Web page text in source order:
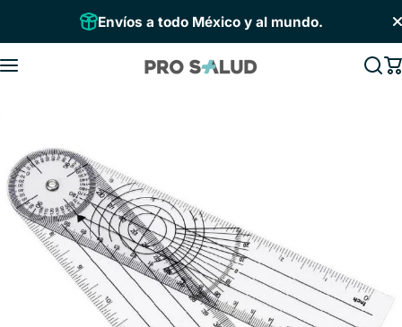
Saltar al contenido
Envíos a todo México y al mundo.